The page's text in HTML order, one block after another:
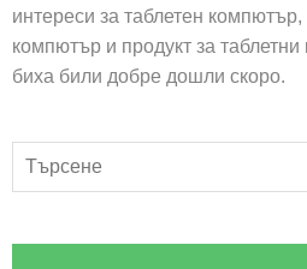
интереси за таблетен компютър,
компютър и продукт за
биха били добре дошли скоро.